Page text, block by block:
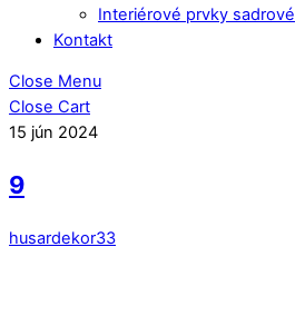
Interiérové prvky sadrové
Kontakt
Close Menu
Close Cart
15 jún 2024
9
husardekor33